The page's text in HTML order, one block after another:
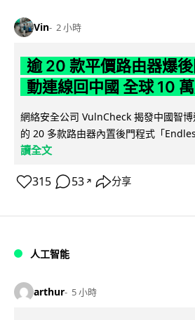
Vin 2 小時
逾 20 款平價路由器爆
動連線回中國 全球 10
網絡安全公司 VulnCheck 揭發中國智
的 20 多款路由器內置後門程式「
讀全文
315 53 ↗ 分享
人工智能
arthur 5 小時